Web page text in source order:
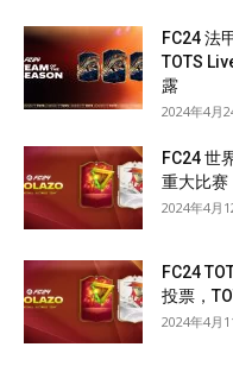
FC24 法
TOTS
露
2024年4月
FC24 世
重大比赛
2024年4月
FC24
投票，
2024年4月